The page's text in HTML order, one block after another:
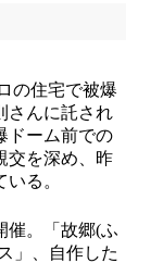
の住宅で被爆
さんに託され
ドーム前での
交を深め、昨
る。
。「故郷(ふ
」、自作した